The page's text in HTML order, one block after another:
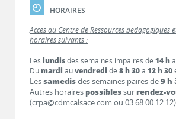
HORAIRES
Accès au Centre de Ressources pédagogiques
horaires suivants :
Les lundisdes semaines impaires de 14 hà
Dumardi auvendredi de 8 h 30à 12 h 30
Lessamedisdes semaines paires de9 h
Autres horaires possiblessur rendez-
(crpa@cdmcalsace.com ou 03 68 00 12